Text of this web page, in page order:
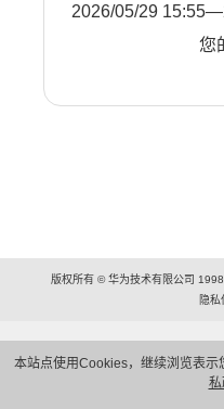
本站点使用Cookies，继续浏览表示
私
2026/05/29
您
版权所有 © 华为技术有限公司
隐私